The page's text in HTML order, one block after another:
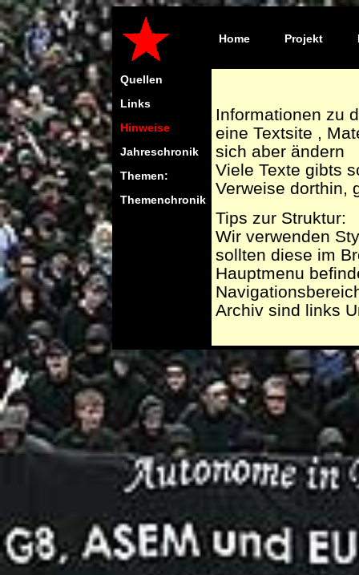
Home Projekt
Quellen
Links
Hinweise
Jahreschronik
Themen:
Themenchronik
Informationen zu
eine Textsite ,
sich aber ändern
Viele Texte gibts
Verweise dorthin,
Tips zur Struktur:
Wir verwenden
sollten diese im
Hauptmenu
Archiv sind links